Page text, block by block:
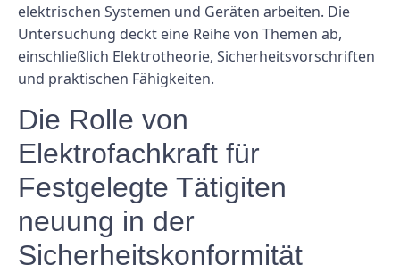
elektrischen Systemen und Geräten arbeiten. Die
Untersuchung deckt eine Reihe von Themen ab,
einschließlich Elektrotheorie, Sicherheitsvorschriften
und praktischen Fähigkeiten.
Die Rolle von
Elektrofachkraft für
Festgelegte Tätigiten
neuung in der
Sicherheitskonformität